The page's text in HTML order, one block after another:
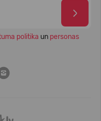
politika un personas